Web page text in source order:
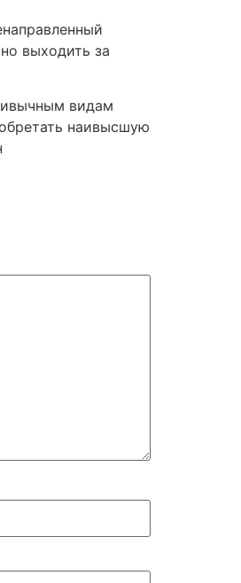
выходить за
видам
наивысшую